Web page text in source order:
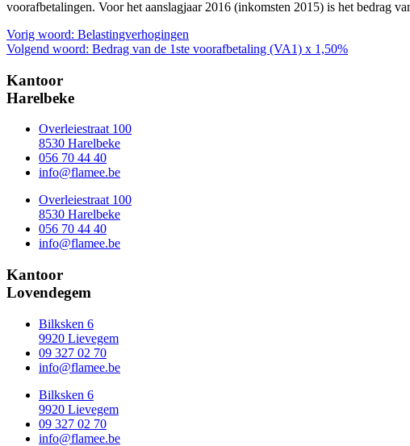
voorafbetalingen. Voor het aanslagjaar 2016 (inkomsten 2015) is het bedrag
Berichtnavigatie
Vorig woord: Belastingverhogingen
Volgend woord: Bedrag van de 1ste voorafbetaling (VA1) x 1,50%
Kantoor
Harelbeke
Overleiestraat 100
8530 Harelbeke
056 70 44 40
info@flamee.be
Overleiestraat 100
8530 Harelbeke
056 70 44 40
info@flamee.be
Kantoor
Lovendegem
Bilksken 6
9920 Lievegem
09 327 02 70
info@flamee.be
Bilksken 6
9920 Lievegem
09 327 02 70
info@flamee.be